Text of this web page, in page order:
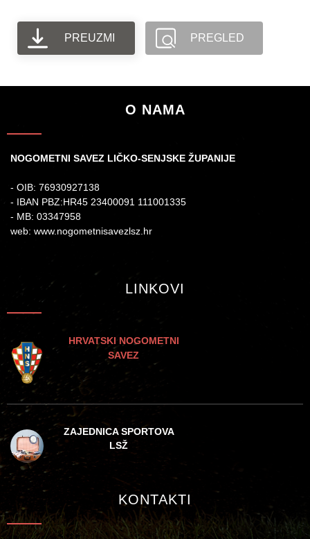
PREUZMI PREGLED
O NAMA
NOGOMETNI SAVEZ LIČKO-SENJSKE ŽUPANIJE
- OIB: 76930927138
- IBAN PBZ:HR45 23400091 111001335
- MB: 03347958
web: www.nogometnisavezlsz.hr
LINKOVI
HRVATSKI NOGOMETNI
SAVEZ
ZAJEDNICA SPORTOVA
LSŽ
KONTAKTI